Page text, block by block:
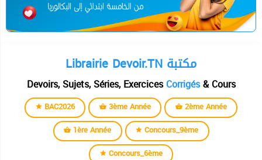
Librairie Devoir.TN مكتبة
Devoirs, Sujets, Séries, ExercicesCorrigés& Cours
BAC2026 3ème Année
2ème Année
1ère Année
Concours_9ème
Concours_6ème